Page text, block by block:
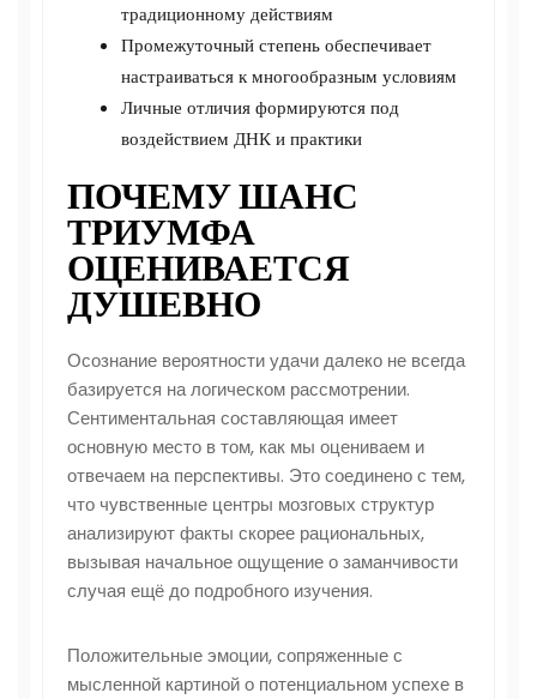
традиционному действиям
Промежуточный степень обеспечивает
настраиваться к многообразным условиям
Личные отличия формируются под
воздействием ДНК и практики
ПОЧЕМУ ШАНС
ТРИУМФА
ОЦЕНИВАЕТСЯ
ДУШЕВНО
Осознание вероятности удачи далеко не всегда
базируется на логическом рассмотрении.
Сентиментальная составляющая имеет
основную место в том, как мы оцениваем и
отвечаем на перспективы. Это соединено с тем,
что чувственные центры мозговых структур
анализируют факты скорее рациональных,
вызывая начальное ощущение о заманчивости
случая ещё до подробного изучения.
Положительные эмоции, сопряженные с
мысленной картиной о потенциальном успехе в